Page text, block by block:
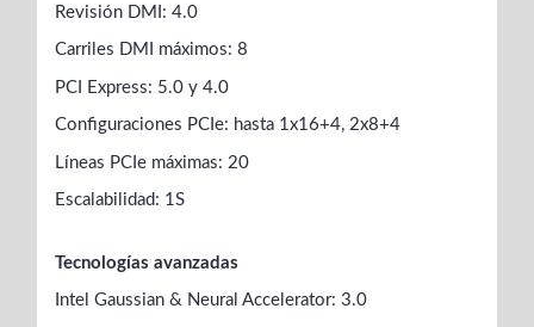
Revisión DMI: 4.0
Carriles DMI máximos: 8
PCI Express: 5.0 y 4.0
Configuraciones PCIe: hasta 1x16+4, 2x8+4
Líneas PCIe máximas: 20
Escalabilidad: 1S
Tecnologías avanzadas
Intel Gaussian & Neural Accelerator: 3.0